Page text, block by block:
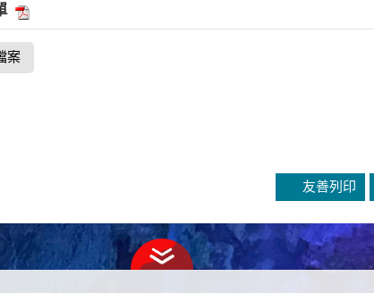
案
友善列印